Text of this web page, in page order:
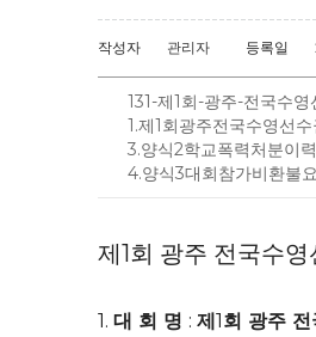
작성자 관리자 등록일
131-제1회-광주-전국수
1.제1회광주전국수영선
3.양식2학교폭력처분이
4.양식3대회참가비환불
제1회 광주 전국수
1. 대 회 명 : 제1회 광주 전